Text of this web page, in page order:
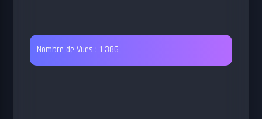
Nombre de Vues : 1 386